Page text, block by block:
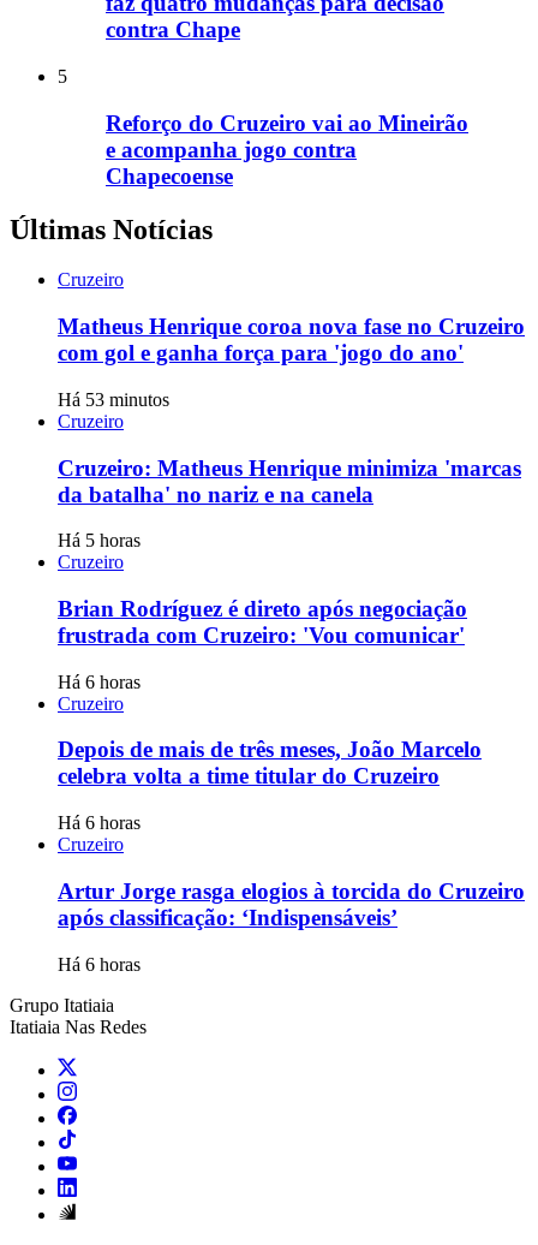
contra Chape
5
Reforço do Cruzeiro vai ao Mineirão
e acompanha jogo contra
Chapecoense
Últimas Notícias
Cruzeiro
Matheus Henrique coroa nova fase no Cruzeiro
com gol e ganha força para 'jogo do ano'
Há 53 minutos
Cruzeiro
Cruzeiro: Matheus Henrique minimiza 'marcas
da batalha' no nariz e na canela
Há 5 horas
Cruzeiro
Brian Rodríguez é direto após negociação
frustrada com Cruzeiro: 'Vou comunicar'
Há 6 horas
Cruzeiro
Depois de mais de três meses, João Marcelo
celebra volta a time titular do Cruzeiro
Há 6 horas
Cruzeiro
Artur Jorge rasga elogios à torcida do Cruzeiro
após classificação: ‘Indispensáveis’
Há 6 horas
Grupo Itatiaia
Itatiaia Nas Redes